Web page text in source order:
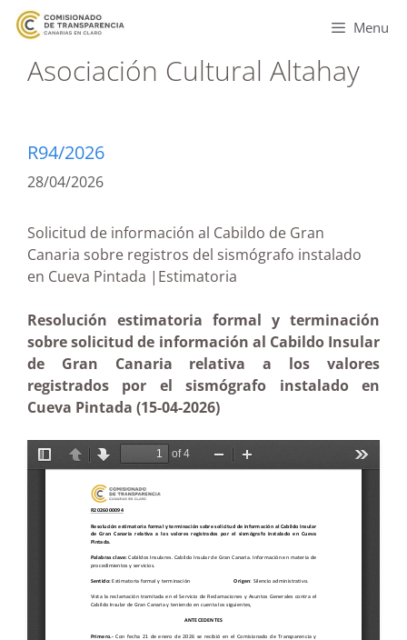
Menu
Asociación Cultural Altahay
R94/2026
28/04/2026
Solicitud de información al Cabildo de Gran
Canaria sobre registros del sismógrafo instalado
en Cueva Pintada |Estimatoria
Resolución estimatoria formal y terminación
sobre solicitud de información al Cabildo Insular
de Gran Canaria relativa a los valores
registrados por el sismógrafo instalado en
Cueva Pintada (15-04-2026)